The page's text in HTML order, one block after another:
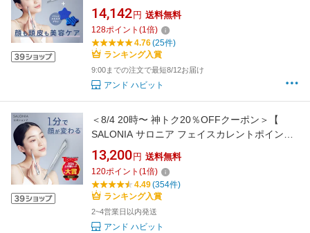
ントポインター + YOLU スカルプブラシ セット
ペン型美顔器 美顔器 たるみケア フェイスポイ
ンター ポスポス リフトアップ
14,142 円 送料無料
128ポイント (1倍)
4.76(25件)
ランキング入賞
9:00までの注文で最短8/12お届け
アンド ハビット
＜8/4 20時〜 神トク20％OFFクーポン＞【
SALONIA サロニア フェイスカレントポインタ
ー 】ペン型美顔器 美顔器 たるみケア フェイス
ポインター ポスポス リフトアップ 持ち運び 耳
引き上げる コリ
13,200 円 送料無料
120ポイント (1倍)
4.49(354件)
ランキング入賞
2~4営業日以内発送
アンド ハビット